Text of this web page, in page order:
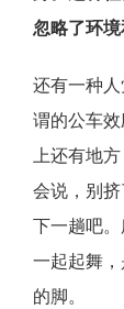
忽略了环境
还有一种
谓的公车
上还有地
会说，别
下一趟吧
一起起舞
的脚。